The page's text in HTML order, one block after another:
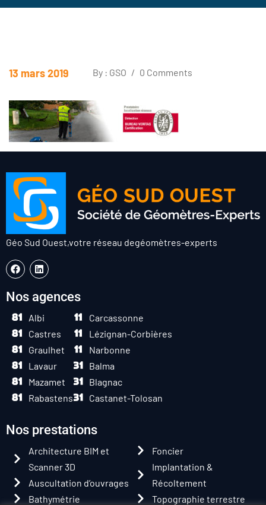
13 mars 2019 By : GSO / 0 Comments
Géo Sud Ouest,votre réseau degéomètres-experts
Nos agences
Albi
Castres
Graulhet
Lavaur
Mazamet
Rabastens
Carcassonne
Lézignan-Corbières
Narbonne
Balma
Blagnac
Castanet-Tolosan
Nos prestations
Architecture BIM et
Scanner 3D
Auscultation d’ouvrages
Bathymétrie
Foncier
Implantation &
Récoltement
Topographie terrestre